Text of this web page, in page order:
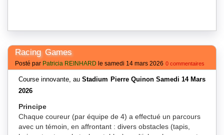
Racing Games
Posté par Patricia REINHARD le samedi 14 mars 2026 0 commentaires
Course innovante, auStadium Pierre Quinon Samedi 14 Mars
2026
Principe
Chaque coureur (par équipe de 4) a effectué un parcours
avec un témoin, en affrontant : divers obstacles (tapis,